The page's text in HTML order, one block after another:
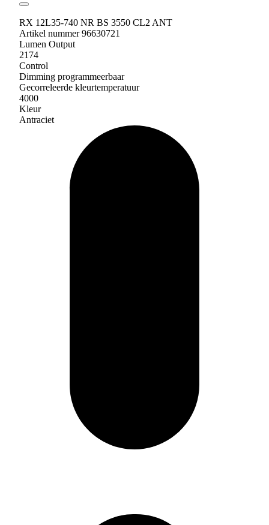
RX 12L35-740 NR BS 3550 CL2 ANT
Artikel nummer 96630721
Lumen Output
2174
Control
Dimming programmeerbaar
Gecorreleerde kleurtemperatuur
4000
Kleur
Antraciet